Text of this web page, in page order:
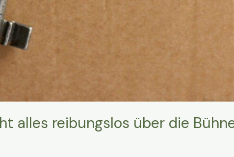
alles reibungslos über die